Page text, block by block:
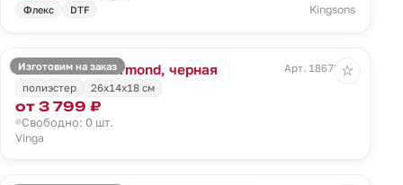
Флекс DTF Kingsons
Изготовим на заказ
Косметичка Bermond, черная
Арт. 18675.30
полиэстер
26x14x18 см
от 3 799 ₽
Свободно: 0 шт.
Vinga
☆